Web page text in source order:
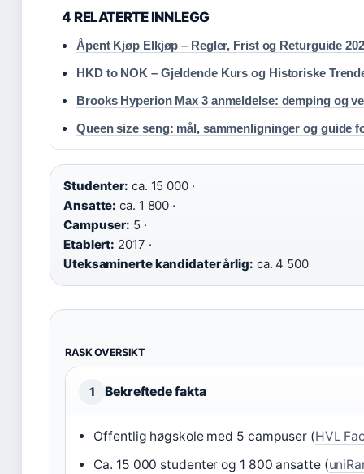
4 RELATERTE INNLEGG
Åpent Kjøp Elkjøp – Regler, Frist og Returguide
HKD to NOK – Gjeldende Kurs og Historiske
Brooks Hyperion Max 3 anmeldelse: demping og
Queen size seng: mål, sammenligninger og guide
Studenter: ca. 15 000 ·
Ansatte: ca. 1 800 ·
Campuser: 5 ·
Etablert: 2017 ·
Uteksaminerte kandidater årlig: ca. 4 500
RASK OVERSIKT
1 Bekreftede fakta
Offentlig høgskole med 5 campuser (HVL
Ca. 15 000 studenter og 1 800 ansatte (